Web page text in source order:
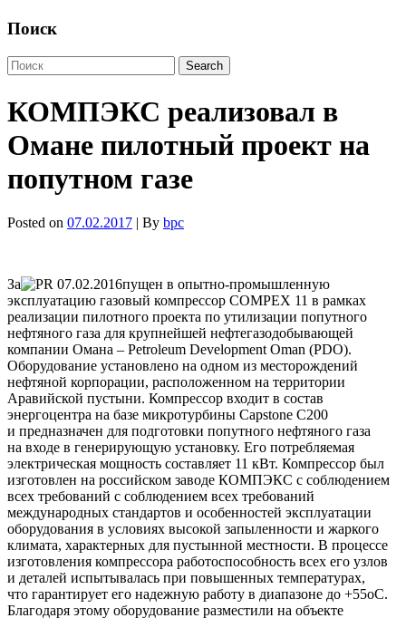
Поиск
КОМПЭКС реализовал в
Омане пилотный проект на
попутном газе
Posted on 07.02.2017 | By bpc
За
пущен в опытно-промышленную
эксплуатацию газовый компрессор COMPEX 11 в рамках
реализации пилотного проекта по утилизации попутного
нефтяного газа для крупнейшей нефтегазодобывающей
компании Омана – Petroleum Development Oman (PDO).
Оборудование установлено на одном из месторождений
нефтяной корпорации, расположенном на территории
Аравийской пустыни. Компрессор входит в состав
энергоцентра на базе микротурбины Capstone C200
и предназначен для подготовки попутного нефтяного газа
на входе в генерирующую установку. Его потребляемая
электрическая мощность составляет 11 кВт. Компрессор был
изготовлен на российском заводе КОМПЭКС с соблюдением
всех требований с соблюдением всех требований
международных стандартов и особенностей эксплуатации
оборудования в условиях высокой запыленности и жаркого
климата, характерных для пустынной местности. В процессе
изготовления компрессора работоспособность всех его узлов
и деталей испытывалась при повышенных температурах,
что гарантирует его надежную работу в диапазоне до +55оС.
Благодаря этому оборудование разместили на объекте